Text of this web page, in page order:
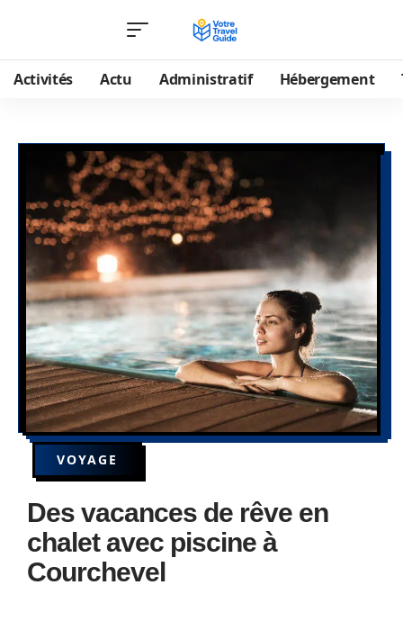
Activités Actu Administratif Hébergement
VOYAGE
Des vacances de rêve en
chalet avec piscine à
Courchevel